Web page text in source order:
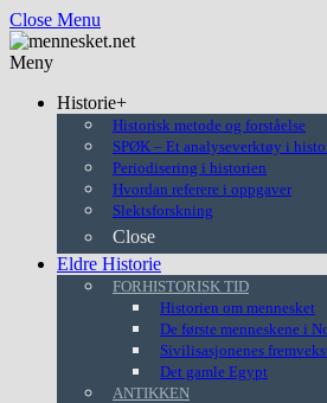
Close Menu
Meny
Historie+
Historisk metode og forståelse
SPØK – Et analyseverktøy i
Periodisering i historien
Hvordan referere i oppgaver
Slektsforskning
Close
Eldre Historie
FORHISTORISK TID
Historien om mennesket
De første menneskene i
Sivilisasjonenes
Det gamle Egypt
ANTIKKEN